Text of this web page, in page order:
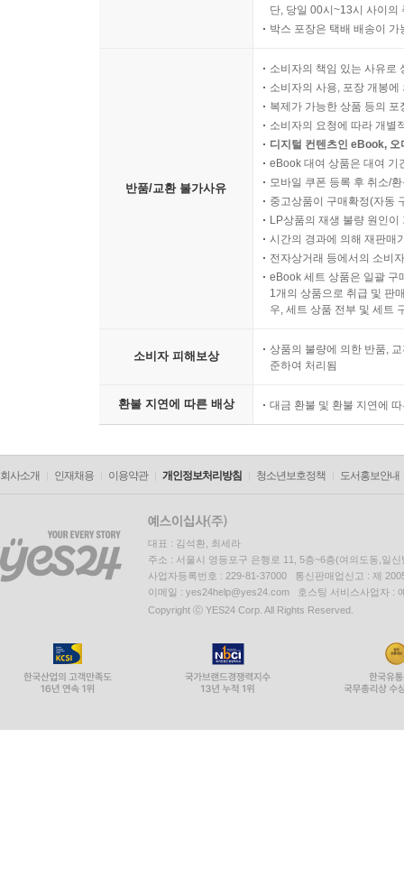
단, 당일 00시~13시 사이의
박스 포장은 택배 배송이
반품/교환 불가사유
소비자의 책임 있는 사유로
소비자의 사용, 포장 개봉
복제가 가능한 상품 등의
소비자의 요청에 따라 개별
디지털 컨텐츠인 eBook,
eBook 대여 상품은 대여 기
모바일 쿠폰 등록 후 취소/
중고상품이 구매확정(자동
LP상품의 재생 불량 원인
시간의 경과에 의해 재판매
전자상거래 등에서의 소비
eBook 세트 상품은 일괄 구
1개의 상품으로 취급 및 판
우, 세트 상품 전부 및 세트
소비자 피해보상
상품의 불량에 의한 반품,
준하여 처리됨
환불 지연에 따른 배상 대금 환불 및 환불 지연에
회사소개 인재채용 이용약관 개인정보처리방침 청소년보호정책 도서홍보안내
대표 : 김석환, 최세라
주소 : 서울시 영등포구 은행로 11, 5층~6층(여의도동,일신
사업자등록번호 : 229-81-37000 통신판매업신고 : 제
이메일 : yes24help@yes24.com 호스팅 서비스사업자 :
Copyright ⓒ YES24 Corp. All Rights Reserved.